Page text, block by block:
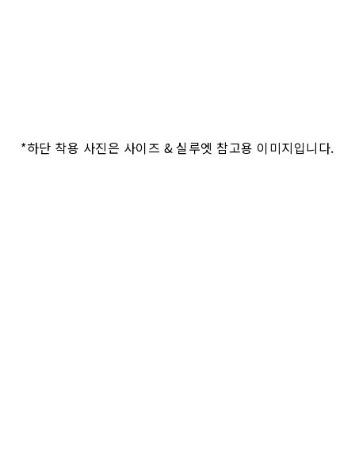
*하단 착용 사진은 사이즈 & 실루엣 참고용 이미지입니다.